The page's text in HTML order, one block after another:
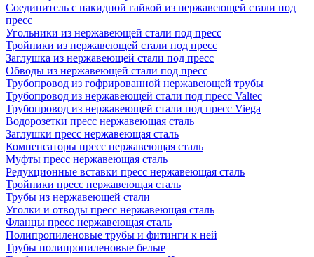
Соединитель с накидной гайкой из нержавеющей стали под
пресс
Угольники из нержавеющей стали под пресс
Тройники из нержавеющей стали под пресс
Заглушка из нержавеющей стали под пресс
Обводы из нержавеющей стали под пресс
Трубопровод из гофрированной нержавеющей трубы
Трубопровод из нержавеющей стали под пресс Valtec
Трубопровод из нержавеющей стали под пресс Viega
Водорозетки пресс нержавеющая сталь
Заглушки пресс нержавеющая сталь
Компенсаторы пресс нержавеющая сталь
Муфты пресс нержавеющая сталь
Редукционные вставки пресс нержавеющая сталь
Тройники пресс нержавеющая сталь
Трубы из нержавеющей стали
Уголки и отводы пресс нержавеющая сталь
Фланцы пресс нержавеющая сталь
Полипропиленовые трубы и фитинги к ней
Трубы полипропиленовые белые